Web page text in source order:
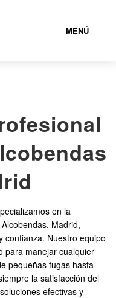
MENÚ
en la
Madrid,
confianza. Nuestro equipo
para manejar cualquier
pequeñas fugas hasta
la satisfacción del
efectivas y